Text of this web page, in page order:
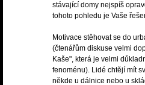
stávající domy nejspíš
tohoto pohledu je Vaše
Motivace stěhovat se do
(čtenářům diskuse velmi
Kaše", která je velmi
fenoménu). Lidé chtějí mít
někde u dálnice nebo u